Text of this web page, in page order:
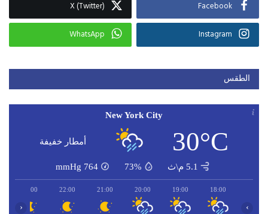
Facebook
X (Twitter)
Instagram
WhatsApp
الطقس
New York City
30°C أمطار خفيفة
5.1 م\ث 73%
764
mmHg
18:00
19:00
20:00
21:00
22:00
23:00
‹ ›